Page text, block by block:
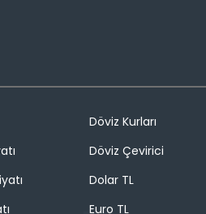
Döviz Kurları
Döviz Çevirici
Dolar TL
Euro TL